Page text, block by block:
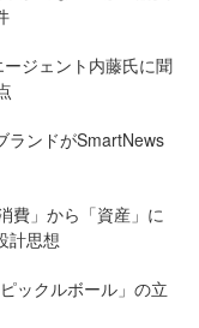
ージェント内藤氏に聞
ランドがSmartNews
費」から「資産」に
計思想
ックルボール」の立